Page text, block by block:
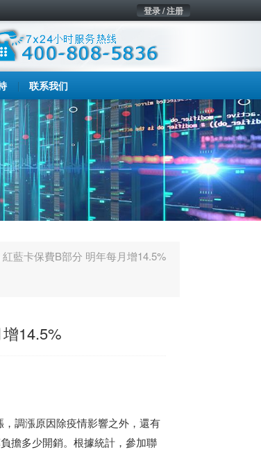
登录 / 注册
联系我们
藍卡保費B部分 明年每月增14.5%
14.5%
調漲原因除疫情影響之外，還有
擔多少開銷。根據統計，參加聯